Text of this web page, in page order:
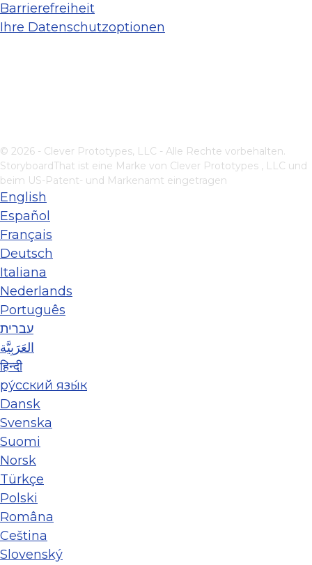
Barrierefreiheit
Ihre Datenschutzoptionen
© 2026 - Clever Prototypes, LLC - Alle Rechte vorbehalten.
StoryboardThat ist eine Marke von Clever Prototypes , LLC und
beim US-Patent- und Markenamt eingetragen
English
Español
Français
Deutsch
Italiana
Nederlands
Português
עברית
العَرَبِيَّة
हिन्दी
ру́сский язы́к
Dansk
Svenska
Suomi
Norsk
Türkçe
Polski
Româna
Ceština
Slovenský